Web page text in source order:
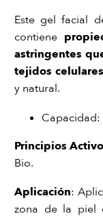
Este gel facial
contiene
astringentes
tejidos celulares
y natural.
Capacidad:
Principios
Bio.
Aplicación:
zona de la piel